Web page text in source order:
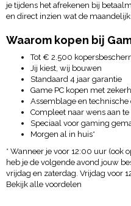
je tijdens het afrekenen bij
en direct inzien wat de
Waarom kopen bij
Tot € 2.500
Jij kiest, wij bouwen
Standaard 4 jaar garantie
Game PC kopen met
Assemblage en
Compleet naar wens aan te
Speciaal voor gaming
Morgen al in huis*
* Wanneer je voor 12:00 uur (ook
heb je de volgende avond jouw
vrijdag en zaterdag. Vrijdag voor
Bekijk alle voordelen